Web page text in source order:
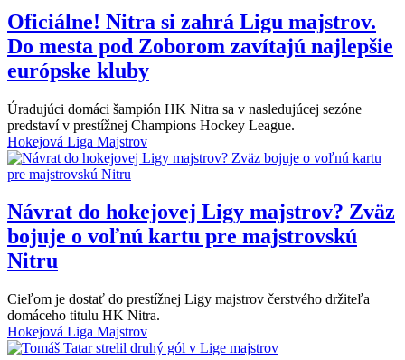
Oficiálne! Nitra si zahrá Ligu majstrov.
Do mesta pod Zoborom zavítajú najlepšie
európske kluby
Úradujúci domáci šampión HK Nitra sa v nasledujúcej sezóne
predstaví v prestížnej Champions Hockey League.
Hokejová Liga Majstrov
Návrat do hokejovej Ligy majstrov? Zväz
bojuje o voľnú kartu pre majstrovskú
Nitru
Cieľom je dostať do prestížnej Ligy majstrov čerstvého držiteľa
domáceho titulu HK Nitra.
Hokejová Liga Majstrov